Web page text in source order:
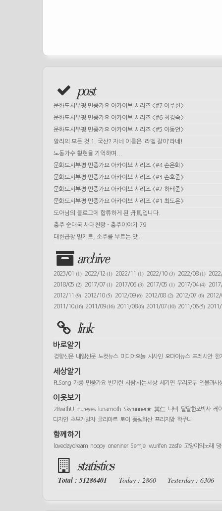
post
문화도시부평 민중가요 아카이브 시리즈 <#7 이주헌>
문화도시부평 민중가요 아카이브 시리즈 <#6 최경숙>
문화도시부평 민중가요 아카이브 시리즈 <#5 이동언>
알리의 모든 것 1. 국산? 자네 이름은 '라벨 갈이'라네!
노동가수 황현을 기억하며...
문화도시부평 민중가요 아카이브 시리즈 <#4 손은화>
문화도시부평 민중가요 아카이브 시리즈 <#3 손호준>
문화도시부평 민중가요 아카이브 시리즈 <#2 하태준>
문화도시부평 민중가요 아카이브 시리즈 <#1 최도은>
도아님의 블로그에 합류하게 된 丹風입니다.
충주 순대국 사대천왕 - 충주이야기 79
대한곱창 밀키트, 소주를 부르는 맛!
archive
2023/01 (1) 2022/12(1) 2022/11(1) 2022/10 (3) 2022/08(1)
2018/05 (2) 2017/07(1) 2017/06(3) 2017/05 (1) 2017/04(4)
2012/11(9) 2012/10(5) 2012/09(6) 2012/08 (2) 2012/07 (6)
2011/10(16) 2011/09(16) 2011/08(6) 2011/07(10) 2011/06(5)
link
바로알기
경향신문 내일신문 노컷뉴스 미디어오늘 시사인 오마이뉴스 프레시안 한
세상알기
PLSong 개종 민중가요 반기련 사람 사는 세상 세기연 우리모두 인물과사
이웃보기
2BwithU inureyes lunamoth Skyrunner★ 其仁 나비 달달한조박사 레
디자인 초보개발자 클리아르 토이 풍림화산 프리지앙 학주니
함께하기
lovedaydream noopy oneniner Semjei wurifen zasfe 고양이의노래
statistics
Total : 51286401 Today : 2860 Yesterday : 6306